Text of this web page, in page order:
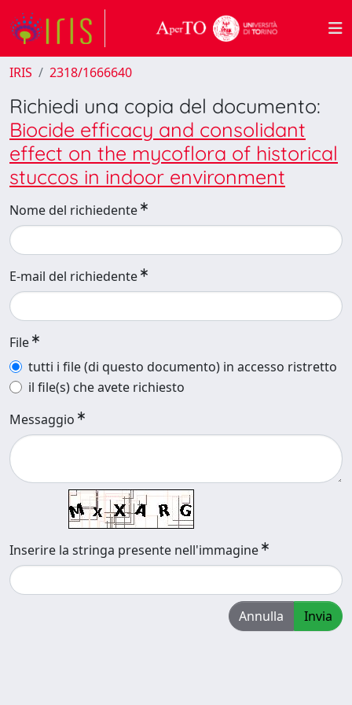
IRIS 2318/1666640
Richiedi una copia del documento:
Biocide efficacy and consolidant
effect on the mycoflora of historical
stuccos in indoor environment
Nome del richiedente
E-mail del richiedente
File
tutti i file (di questo documento) in accesso ristretto
il file(s) che avete richiesto
Messaggio
Inserire la stringa presente nell'immagine
Annulla Invia